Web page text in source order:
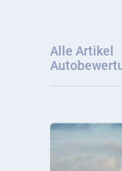
Alle Artikel